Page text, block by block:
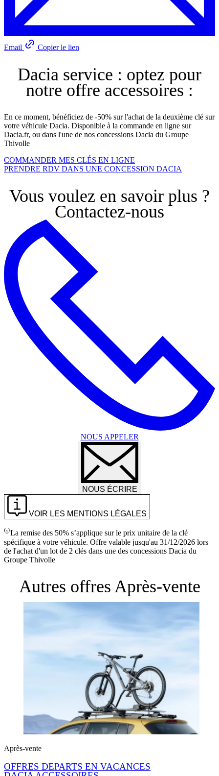
Email Copier le lien
Dacia service : optez pour
notre offre accessoires :
En ce moment, bénéficiez de -50% sur l'achat de la deuxième clé sur
votre véhicule Dacia. Disponible à la commande en ligne sur
Dacia.fr, ou dans l'une de nos concessions Dacia du Groupe
Thivolle
COMMANDER MES CLÉS EN LIGNE
PRENDRE RDV DANS UNE CONCESSION DACIA
Vous voulez en savoir plus ?
Contactez-nous
NOUS APPELER
NOUS ÉCRIRE
VOIR LES MENTIONS LÉGALES
⁽¹⁾La remise des 50% s’applique sur le prix unitaire de la clé
spécifique à votre véhicule. Offre valable jusqu'au 31/12/2026 lors
de l'achat d'un lot de 2 clés dans une des concessions Dacia du
Groupe Thivolle
Autres offres Après-vente
Après-vente
OFFRES DEPARTS EN VACANCES